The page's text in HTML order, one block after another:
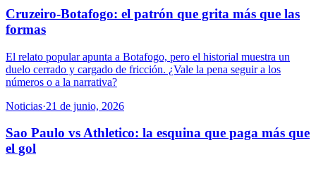
Cruzeiro-Botafogo: el patrón que grita más que las
formas
El relato popular apunta a Botafogo, pero el historial muestra un
duelo cerrado y cargado de fricción. ¿Vale la pena seguir a los
números o a la narrativa?
Noticias·21 de junio, 2026
Sao Paulo vs Athletico: la esquina que paga más que
el gol